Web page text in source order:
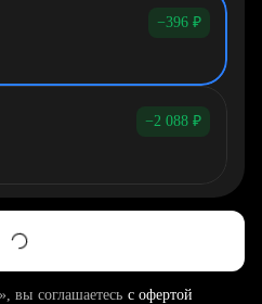
−396 ₽
−2 088 ₽
вы соглашаетесь с офертой